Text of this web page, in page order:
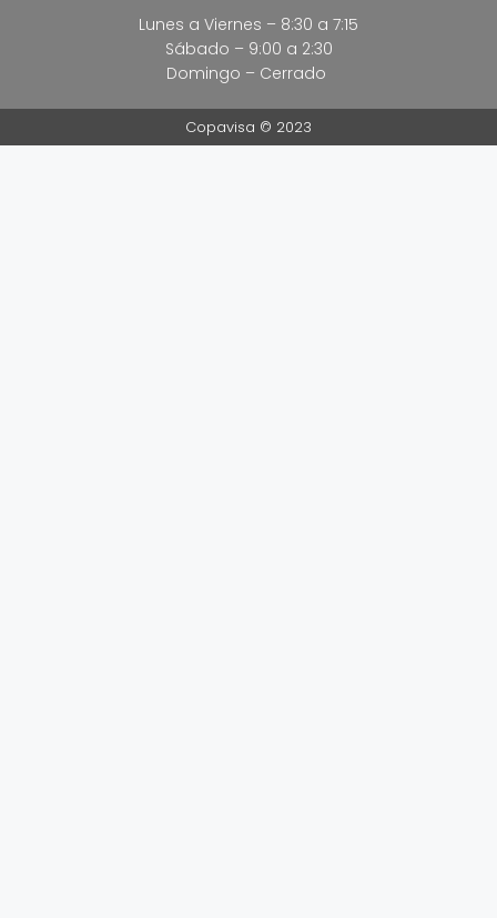
Lunes a Viernes – 8:30 a 7:15
Sábado – 9:00 a 2:30
Domingo – Cerrado
Copavisa © 2023